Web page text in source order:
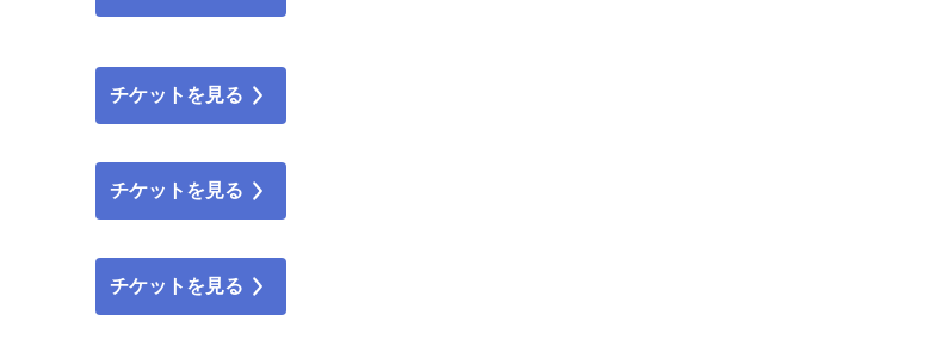
チケットを見る
チケットを見る
チケットを見る